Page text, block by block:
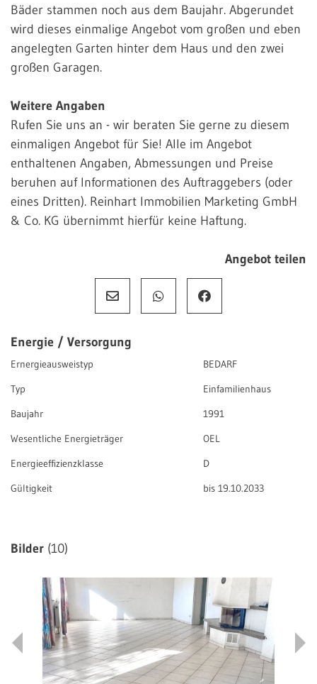
Bäder stammen noch aus dem Baujahr. Abgerundet
wird dieses einmalige Angebot vom großen und eben
angelegten Garten hinter dem Haus und den zwei
großen Garagen.
Weitere Angaben
Rufen Sie uns an - wir beraten Sie gerne zu diesem
einmaligen Angebot für Sie! Alle im Angebot
enthaltenen Angaben, Abmessungen und Preise
beruhen auf Informationen des Auftraggebers (oder
eines Dritten). Reinhart Immobilien Marketing GmbH
& Co. KG übernimmt hierfür keine Haftung.
Angebot teilen
Energie / Versorgung
Ernergieausweistyp
BEDARF
Typ
Einfamilienhaus
Baujahr
1991
Wesentliche Energieträger
OEL
Energieeffizienzklasse
D
Gültigkeit
bis 19.10.2033
Bilder (10)